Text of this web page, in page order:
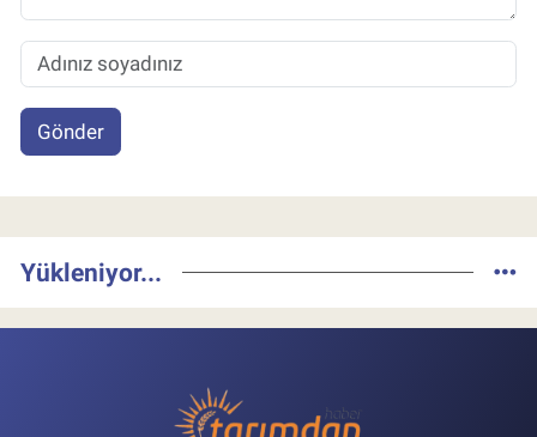
Gönder
Yükleniyor...